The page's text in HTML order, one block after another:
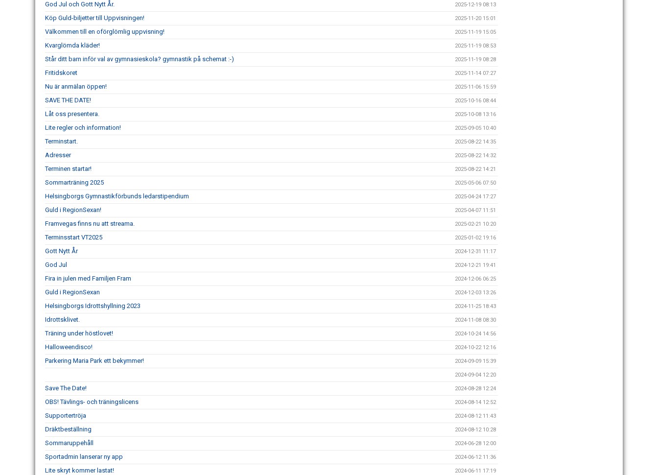
God Jul och Gott Nytt År. 2025-12-19 08:13
Köp Guld-biljetter till Uppvisningen! 2025-11-20 15:01
Välkommen till en oförglömlig uppvisning! 2025-11-19 15:05
Kvarglömda kläder! 2025-11-19 08:53
Står ditt barn inför val av gymnasieskola? gymnastik på schemat :-) 2025-11-19 08:28
Fritidskoret 2025-11-14 07:27
Nu är anmälan öppen! 2025-11-06 15:59
SAVE THE DATE! 2025-10-16 08:44
Låt oss presentera. 2025-10-08 13:16
Lite regler och information! 2025-09-05 10:40
Terminstart. 2025-08-22 14:35
Adresser 2025-08-22 14:32
Terminen startar! 2025-08-22 14:21
Sommarträning 2025 2025-05-06 07:50
Helsingborgs Gymnastikförbunds ledarstipendium 2025-04-24 17:27
Guld i RegionSexan! 2025-04-07 11:51
Framvegas finns nu att streama. 2025-02-21 10:20
Terminsstart VT2025 2025-01-02 19:16
Gott Nytt År 2024-12-31 11:17
God Jul 2024-12-21 19:41
Fira in julen med Familjen Fram 2024-12-06 06:25
Guld i RegionSexan 2024-12-03 13:26
Helsingborgs Idrottshyllning 2023 2024-11-25 18:43
Idrottsklivet. 2024-11-08 08:30
Träning under höstlovet! 2024-10-24 14:56
Halloweendisco! 2024-10-22 12:16
Parkering Maria Park ett bekymmer! 2024-09-09 15:39
2024-09-04 12:20
Save The Date! 2024-08-28 12:24
OBS! Tävlings- och träningslicens 2024-08-14 12:52
Supportertröja 2024-08-12 11:43
Dräktbeställning 2024-08-12 10:28
Sommaruppehåll 2024-06-28 12:00
Sportadmin lanserar ny app 2024-06-12 11:36
Lite skryt kommer lastat! 2024-06-11 17:19